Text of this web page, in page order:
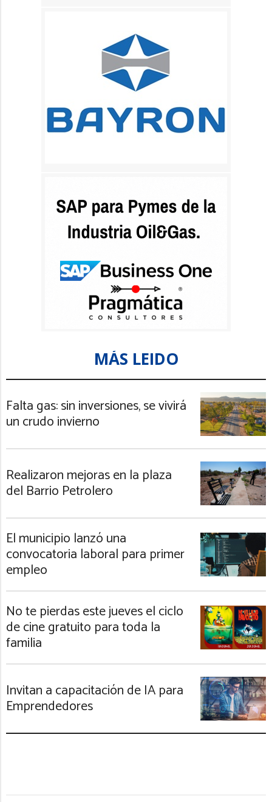
MÁS LEIDO
Falta gas: sin inversiones, se vivirá
un crudo invierno
Realizaron mejoras en la plaza
del Barrio Petrolero
El municipio lanzó una
convocatoria laboral para primer
empleo
No te pierdas este jueves el ciclo
de cine gratuito para toda la
familia
Invitan a capacitación de IA para
Emprendedores